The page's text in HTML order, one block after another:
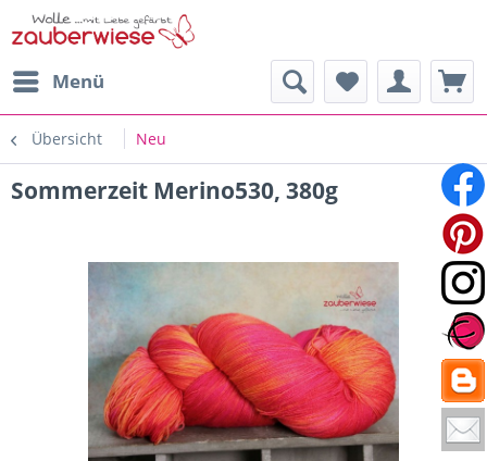
Menü
Übersicht Neu
Sommerzeit Merino530, 380g